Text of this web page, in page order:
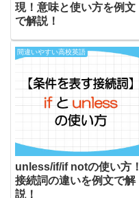
現！意味と使い方を例文
で解説！
間違いやすい高校英語
unless/if/if notの使い方！
接続詞の違いを例文で解
説！